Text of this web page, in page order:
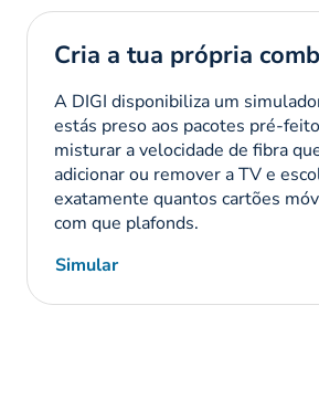
Cria a tua própria
A DIGI disponibiliza um
estás preso aos pacotes pré-
misturar a velocidade de fibra
adicionar ou remover a TV e
exatamente quantos cartões
com que plafonds.
Simular